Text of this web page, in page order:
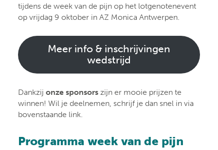
tijdens de week van de pijn op het lotgenotenevent
op vrijdag 9 oktober in AZ Monica Antwerpen.
Meer info & inschrijvingen
wedstrijd
Dankzij onze sponsorszijn er mooie prijzen te
winnen! Wil je deelnemen, schrijf je dan snel in via
bovenstaande link.
Programma week van de pijn